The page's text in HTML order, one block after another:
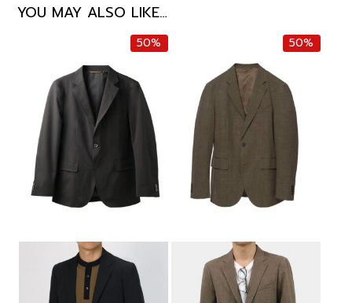
YOU MAY ALSO LIKE…
50% 50%